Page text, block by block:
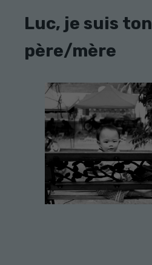
Luc, je suis ton
père/mère